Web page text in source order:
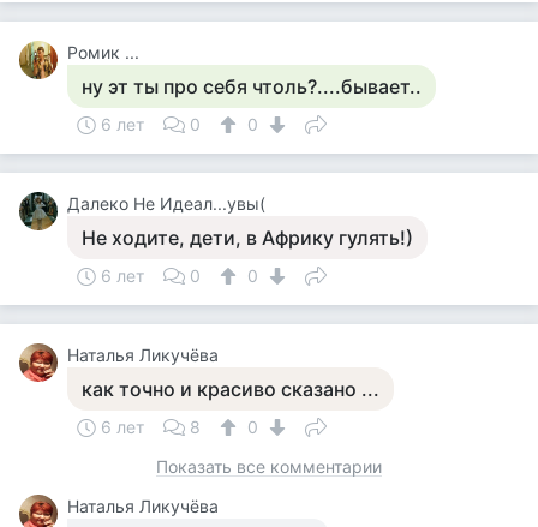
Ромик ...
ну эт ты про себя чтоль?....бывает..
6 лет 0 0
Далеко Не Идеал...увы(
Не ходите, дети, в Африку гулять!)
6 лет 0 0
Наталья Ликучёва
как точно и красиво сказано ...
6 лет 8
0
Показать все комментарии
Наталья Ликучёва